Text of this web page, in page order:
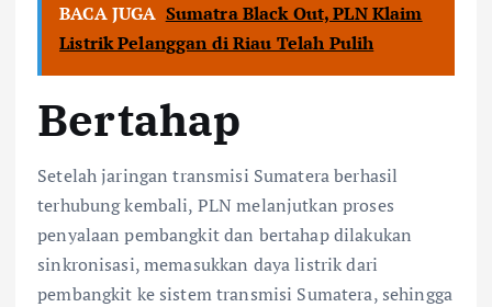
BACA JUGA Sumatra Black Out, PLN Klaim
Listrik Pelanggan di Riau Telah Pulih
Bertahap
Setelah jaringan transmisi Sumatera berhasil
terhubung kembali, PLN melanjutkan proses
penyalaan pembangkit dan bertahap dilakukan
sinkronisasi, memasukkan daya listrik dari
pembangkit ke sistem transmisi Sumatera, sehingga